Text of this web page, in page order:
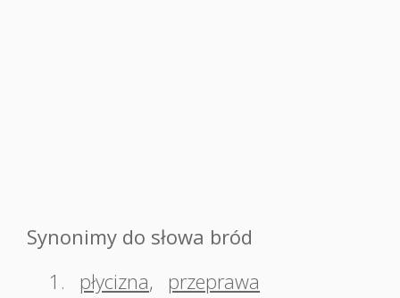
Synonimy do słowa bród
1.
płycizna, przeprawa